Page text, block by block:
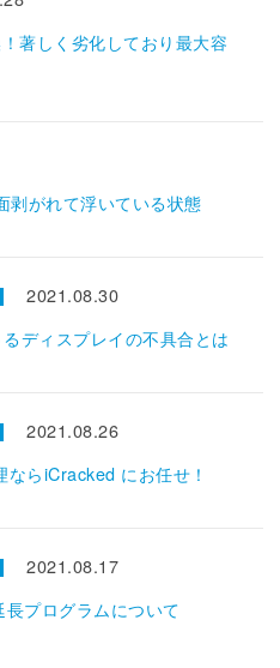
著しく劣化しており最大容
がれて浮いている状態
2021.08.30
ディスプレイの不具合とは
2021.08.26
らiCracked にお任せ！
2021.08.17
プログラムについて